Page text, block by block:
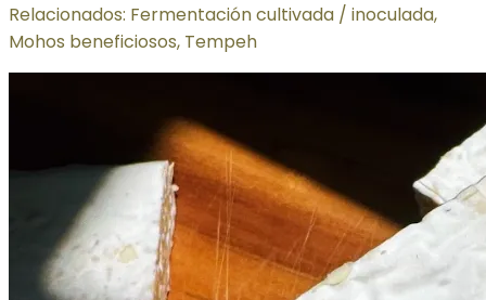
Relacionados: Fermentación cultivada / inoculada,
Mohos beneficiosos, Tempeh